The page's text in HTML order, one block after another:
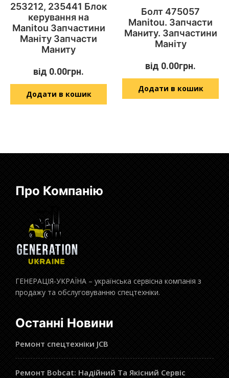
253212, 235441 Блок
керування на
Manitou Запчастини
Маніту Запчасти
Маниту
від 0.00грн.
Додати в кошик
Болт 475057
Manitou. Запчасти
Маниту. Запчастини
Маніту
від 0.00грн.
Додати в кошик
Про Компанію
ГЕНЕРАЦІЯ-УКРАЇНА – українська сервісна компанія з
продажу та обслуговуванню спецтехніки.
Останні Новини
Ремонт спецтехніки JCB
Ремонт Bobcat: Надійний Та Якісний Сервіс